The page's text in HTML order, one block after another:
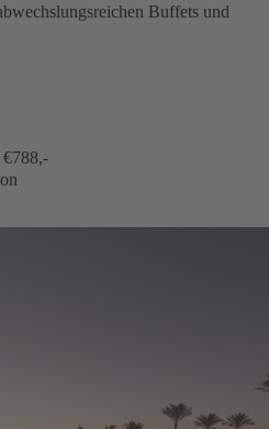
Buffets und
€788,-